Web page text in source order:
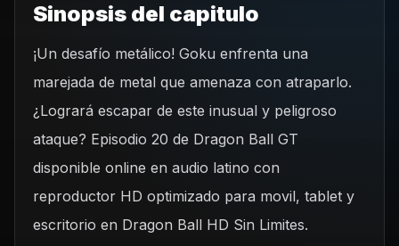
REPRODUCIR CAPITULO
Dragon Ball GT - 20 – Goku es atrapado por una tsunami
CARGAR REPRODUCTOR
Sinopsis del capitulo
¡Un desafío metálico! Goku enfrenta una
marejada de metal que amenaza con atraparlo.
¿Logrará escapar de este inusual y peligroso
ataque? Episodio 20 de Dragon Ball GT
disponible online en audio latino con
reproductor HD optimizado para movil, tablet y
escritorio en Dragon Ball HD Sin Limites.